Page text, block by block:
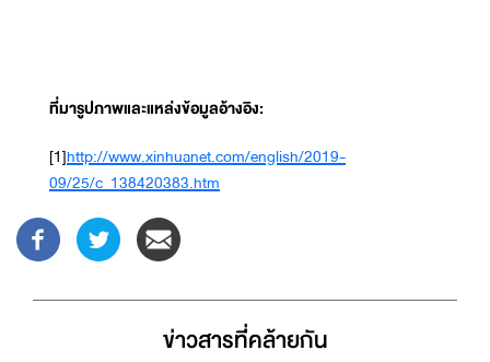
ที่มารูปภาพและแหล่งข้อมูลอ้างอิง:
[1]http://www.xinhuanet.com/english/2019-
09/25/c_138420383.htm
ข่าวสารที่่คล้ายกัน